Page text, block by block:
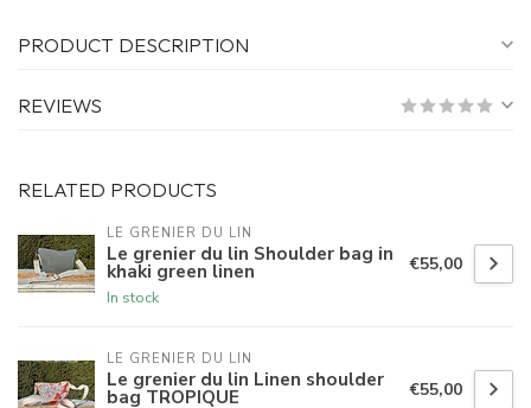
PRODUCT DESCRIPTION
REVIEWS
RELATED PRODUCTS
LE GRENIER DU LIN
Le grenier du lin Shoulder bag in
khaki green linen
In stock
€55,00
LE GRENIER DU LIN
Le grenier du lin Linen shoulder
bag TROPIQUE €55,00